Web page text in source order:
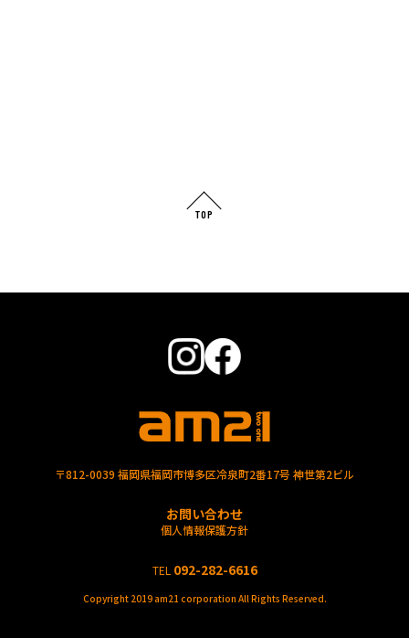
TOP
〒812-0039 福岡県福岡市博多区冷泉町2番17号 神世第2ビル
お問い合わせ
個人情報保護方針
TEL 092-282-6616
Copyright 2019 am21 corporation All Rights Reserved.